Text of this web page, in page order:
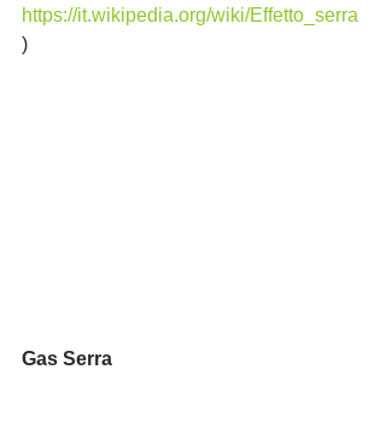
https://it.wikipedia.org/wiki/Effetto_serra
)
Gas Serra